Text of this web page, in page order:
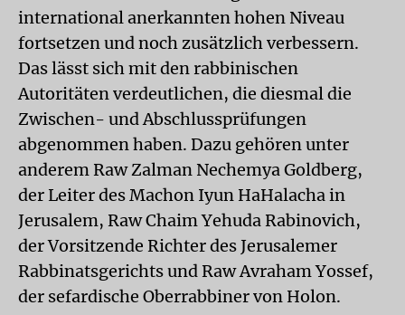
international anerkannten hohen Niveau
fortsetzen und noch zusätzlich verbessern.
Das lässt sich mit den rabbinischen
Autoritäten verdeutlichen, die diesmal die
Zwischen- und Abschlussprüfungen
abgenommen haben. Dazu gehören unter
anderem Raw Zalman Nechemya Goldberg,
der Leiter des Machon Iyun HaHalacha in
Jerusalem, Raw Chaim Yehuda Rabinovich,
der Vorsitzende Richter des Jerusalemer
Rabbinatsgerichts und Raw Avraham Yossef,
der sefardische Oberrabbiner von Holon.